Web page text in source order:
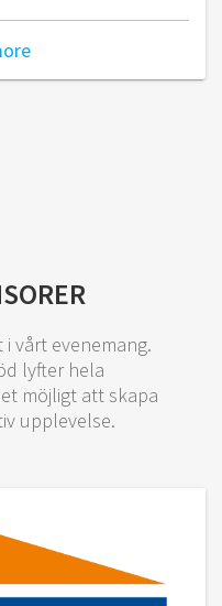
vårt evenemang.
lyfter hela
möjligt att skapa
upplevelse.